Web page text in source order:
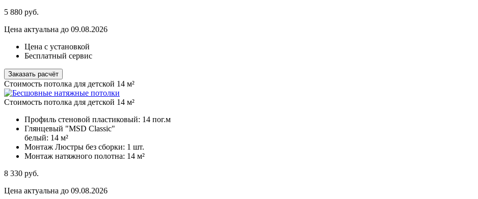
5 880 руб.
Цена актуальна до 09.08.2026
Цена с установкой
Бесплатный сервис
Заказать расчёт
Стоимость потолка для детской 14 м²
Стоимость потолка для детской 14 м²
Профиль стеновой пластиковый: 14 пог.м
Глянцевый "MSD Classic"
белый: 14 м²
Монтаж Люстры без сборки: 1 шт.
Монтаж натяжного полотна: 14 м²
8 330 руб.
Цена актуальна до 09.08.2026